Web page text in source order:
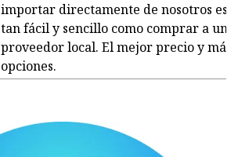
importar directamente de nosotros es
tan fácil y sencillo como comprar a un
proveedor local. El mejor precio y más
opciones.